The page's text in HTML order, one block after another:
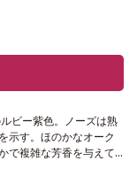
ビー紫色。ノーズは熟
示す。ほのかなオーク
で複雑な芳香を与えて